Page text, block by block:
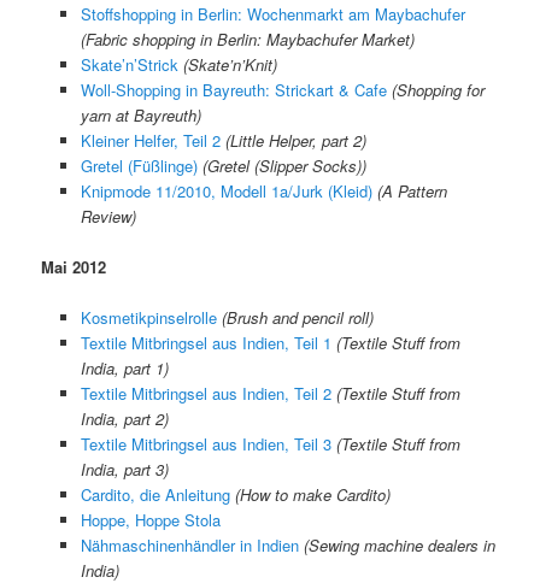
Stoffshopping in Berlin: Wochenmarkt am Maybachufer
(Fabric shopping in Berlin: Maybachufer Market)
Skate’n’Strick (Skate’n’Knit)
Woll-Shopping in Bayreuth: Strickart & Cafe (Shopping for
yarn at Bayreuth)
Kleiner Helfer, Teil 2 (Little Helper, part 2)
Gretel (Füßlinge) (Gretel (Slipper Socks))
Knipmode 11/2010, Modell 1a/Jurk (Kleid) (A Pattern
Review)
Mai 2012
Kosmetikpinselrolle (Brush and pencil roll)
Textile Mitbringsel aus Indien, Teil 1 (Textile Stuff from
India, part 1)
Textile Mitbringsel aus Indien, Teil 2 (Textile Stuff from
India, part 2)
Textile Mitbringsel aus Indien, Teil 3 (Textile Stuff from
India, part 3)
Cardito, die Anleitung (How to make Cardito)
Hoppe, Hoppe Stola
Nähmaschinenhändler in Indien (Sewing machine dealers in
India)